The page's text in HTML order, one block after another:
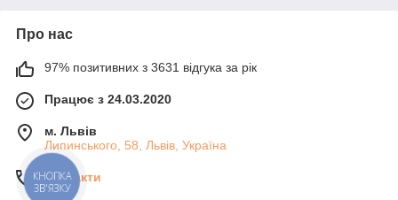
Про нас
97% позитивних з 3631 відгука за рік
Працює з 24.03.2020
м. Львів
Липинського, 58, Львів, Україна
Контакти
КНОПКА
ЗВ'ЯЗКУ